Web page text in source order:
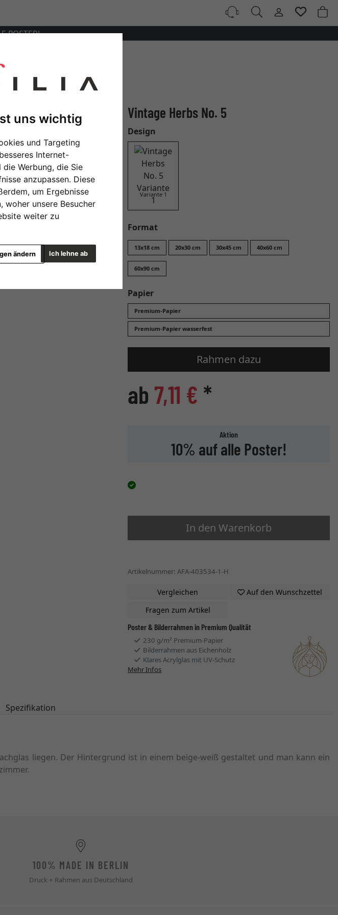
uns wichtig
und Targeting
Internet-
Werbung, die Sie
anzupassen. Diese
um Ergebnisse
woher unsere Besucher
weiter zu
Ich lehne ab
ändern
POSTER!
Vintage Herbs No. 5
Design
Variante 1
Format
13x18 cm 20x30 cm 30x45 cm 40x60 cm
60x90 cm
Papier
Premium-Papier
Premium-Papier wasserfest
Rahmen dazu
ab 7,11 € *
Aktion
10% auf alle Poster!
In den Warenkorb
Artikelnummer: AFA-403534-1-H
Vergleichen
Auf den Wunschzettel
Fragen zum Artikel
Poster & Bilderrahmen in Premium Qualität
230 g/m² Premium-Papier
Bilderrahmen aus Eichenholz
Klares Acrylglas mit UV-Schutz
Mehr Infos
Spezifikation
liegen. Der Hintergrund ist in einem beige-weiß gestaltet und man kann ein
100% MADE IN BERLIN
Druck + Rahmen aus Deutschland